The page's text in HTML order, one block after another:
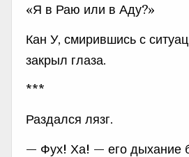
«Я в Раю или в Аду?»
Кан У, смирившись с
закрыл глаза.
***
Раздался лязг.
— Фух! Ха! — его дыхание